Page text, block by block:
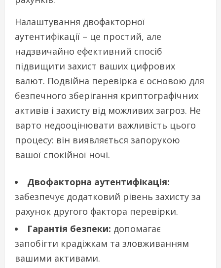
Налаштування двофакторної
аутентифікації – це простий, але
надзвичайно ефективний спосіб
підвищити захист ваших цифрових
валют. Подвійна перевірка є основою для
безпечного зберігання криптографічних
активів і захисту від можливих загроз. Не
варто недооцінювати важливість цього
процесу: він виявляється запорукою
вашої спокійної ночі.
Двофакторна аутентифікація:
забезпечує додатковий рівень захисту за
рахунок другого фактора перевірки.
Гарантія безпеки: допомагає
запобігти крадіжкам та зловживанням
вашими активами.